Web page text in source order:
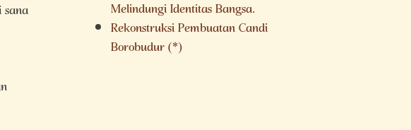
Melindungi Identitas Bangsa.
Rekonstruksi Pembuatan Candi
Borobudur (*)